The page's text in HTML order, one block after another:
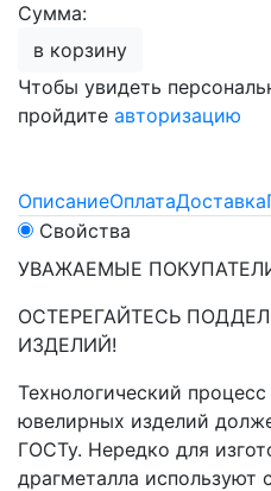
Сумма:
в корзину
Чтобы увидеть
пройдите авторизацию
ОписаниеОплатаДоставка
Свойства
УВАЖАЕМЫЕ
ОСТЕРЕГАЙТЕСЬ
ИЗДЕЛИЙ!
Технологический
ювелирных изделий
ГОСТу. Нередко для
драгметалла используют